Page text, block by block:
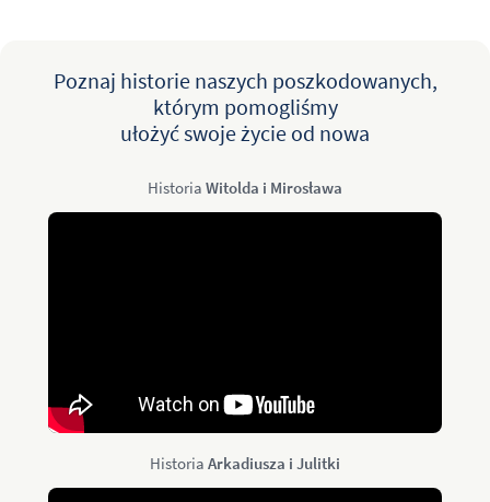
Poznaj historie naszych poszkodowanych,
którym pomogliśmy
ułożyć swoje życie od nowa
Historia Witolda i Mirosława
Historia Arkadiusza i Julitki